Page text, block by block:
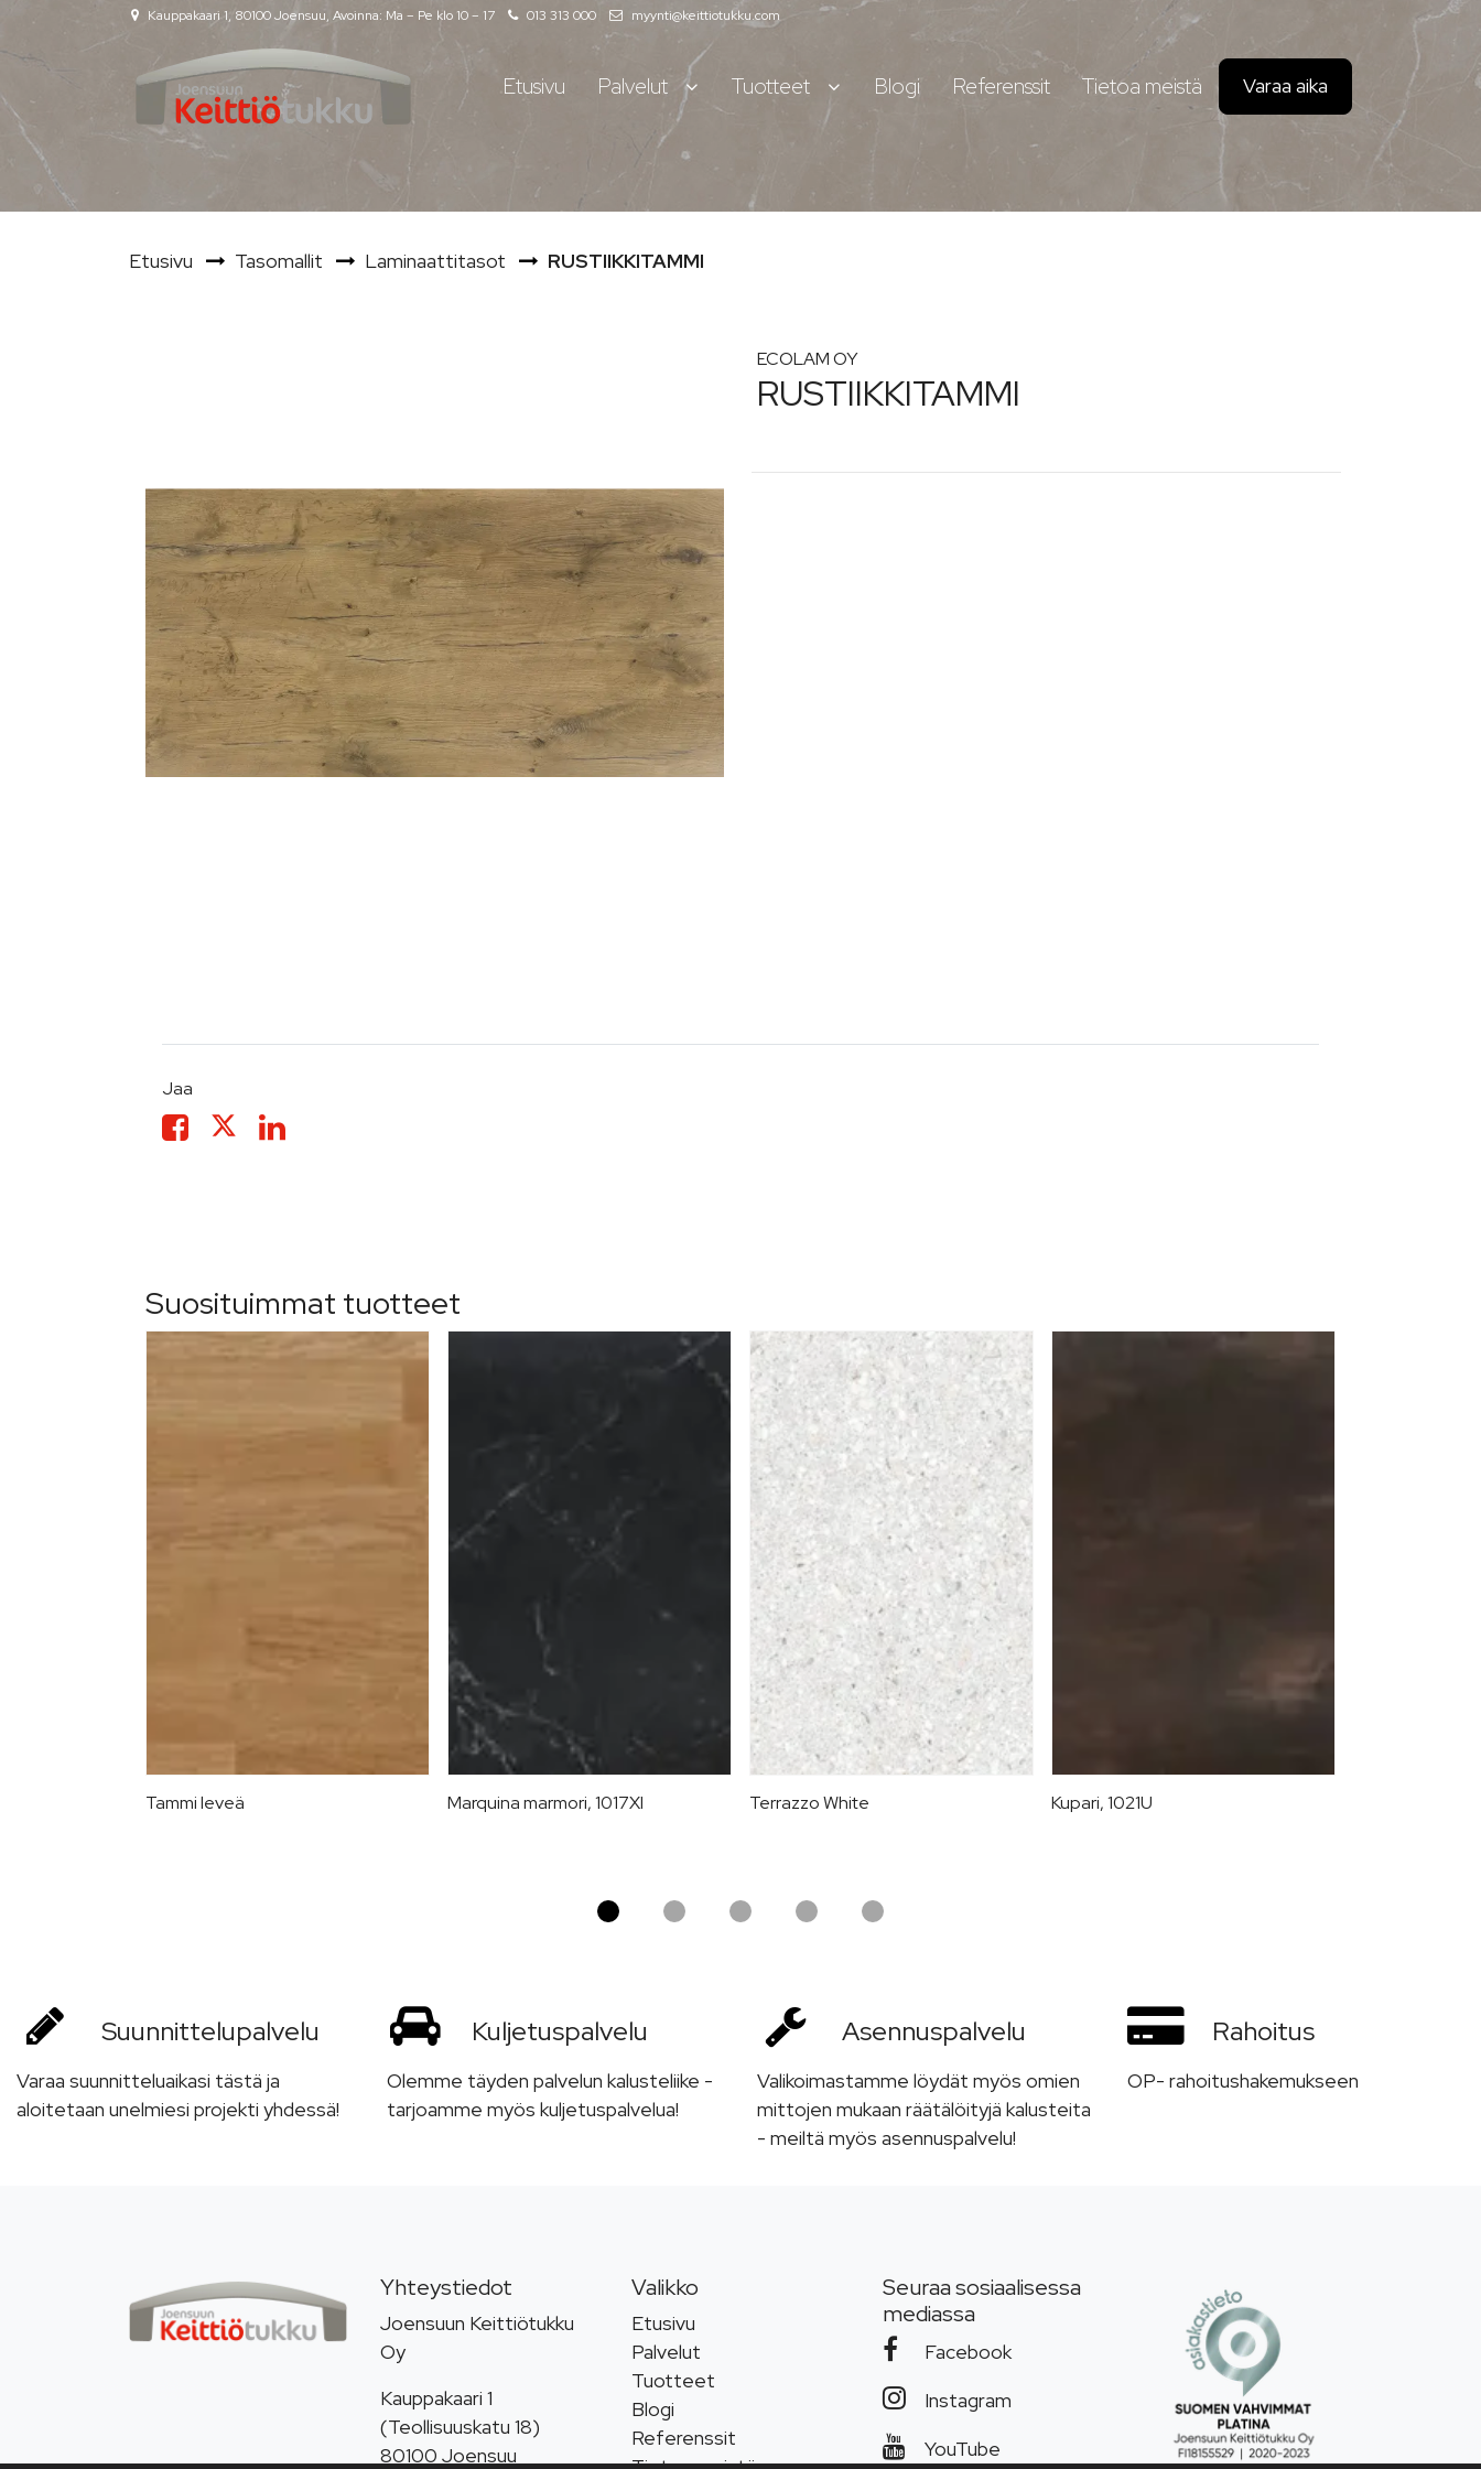
Siirry pääsisältöönKauppakaari 1, 80100 Joensuu, Avoinna: Ma – Pe klo 10 – 17 013 313 000 myynti@keittiotukku.com
Etusivu Palvelut Tuotteet Blogi Referenssit Tietoa meistä Varaa aika
Etusivu Tasomallit Laminaattitasot RUSTIIKKITAMMI
ECOLAM OY
RUSTIIKKITAMMI
Jaa
Suosituimmat tuotteet
Tammi leveä Marquina marmori, 1017XI Terrazzo White Kupari, 1021U
Suunnittelu­palvelu
Varaa suunnitteluaikasi tästä ja
aloitetaan unelmiesi projekti yhdessä!
Kuljetus­palvelu
Olemme täyden palvelun kalusteliike -
tarjoamme myös kuljetuspalvelua!
Asennus­palvelu
Valikoimastamme löydät myös omien
mittojen mukaan räätälöityjä kalusteita
- meiltä myös asennuspalvelu!
Rahoitus
OP- rahoitushakemukseen
Yhteystiedot
Joensuun Keittiötukku
Oy
Kauppakaari 1
(Teollisuuskatu 18)
80100 Joensuu
Valikko
Etusivu
Palvelut
Tuotteet
Blogi
Referenssit
Seuraa sosiaalisessa
mediassa
Facebook
Instagram
YouTube